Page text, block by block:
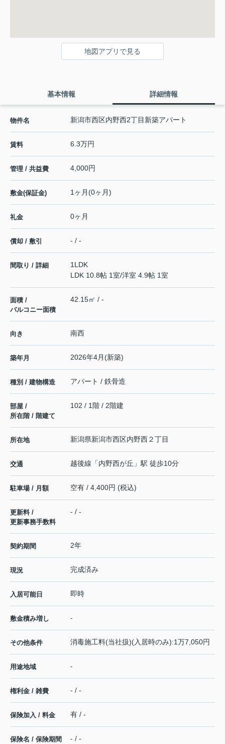
地図アプリで見る
基本情報 詳細情報
物件名 新潟市西区内野西2丁目新築アパート
賃料 6.3万円
管理 / 共益費 4,000円
敷金(保証金) 1ヶ月(0ヶ月)
礼金 0ヶ月
償却 / 敷引 - / -
間取り / 詳細
1LDK
LDK 10.8帖 1室/洋室 4.9帖 1室
面積 /
バルコニー面積
42.15㎡ / -
向き 南西
築年月 2026年4月(新築)
種別 / 建物構造 アパート / 鉄骨造
部屋 /
所在階 / 階建て
102 / 1階 / 2階建
所在地 新潟県新潟市西区内野西２丁目
交通 越後線 「内野西が丘 」駅 徒歩10分
駐車場 / 月額 空有 / 4,400円 (税込)
更新料 /
更新事務手数料
- / -
契約期間 2年
現況 完成済み
入居可能日 即時
敷金積み増し -
その他条件 消毒施工料(当社扱)(入居時のみ):1万7,050円
用途地域 -
権利金 / 雑費 - / -
保険加入 / 料金 有 / -
保険名 / 保険期間 - / -